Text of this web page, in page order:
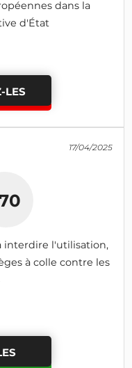
dans la
d'État
LES
17/04/2025
interdire l'utilisation,
à colle contre les